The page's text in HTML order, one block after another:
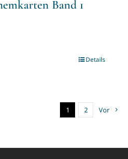
Band 1
Details
1 2 Vor